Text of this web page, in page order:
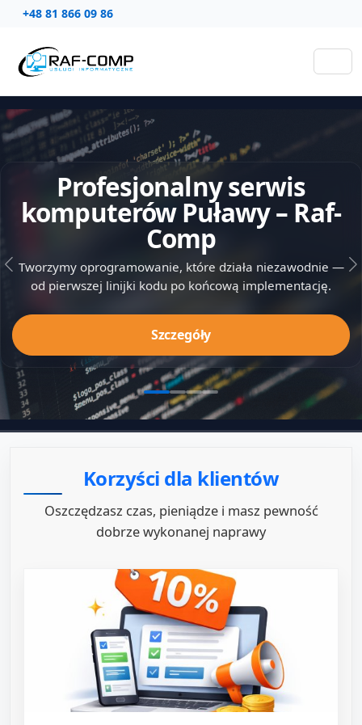
+48 81 866 09 86
Profesjonalny serwis
komputerów Puławy – Raf-
Comp
Tworzymy oprogramowanie, które działa niezawodnie —
od pierwszej linijki kodu po końcową implementację.
Szczegóły
Poprzedni slajd
Korzyści dla klientów
Oszczędzasz czas, pieniądze i masz pewność
dobrze wykonanej naprawy